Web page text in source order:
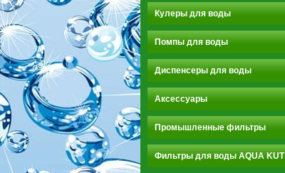
Кулеры для воды
Помпы для воды
Диспенсеры для воды
Аксессуары
Промышленные фильтры
Фильтры для воды AQUA KUT